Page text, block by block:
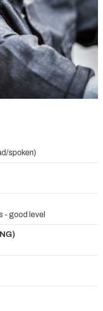
spoken)
- good level